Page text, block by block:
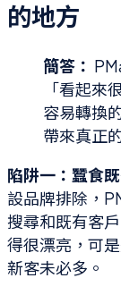
的地方
簡答：
「看起來
容易轉換
帶來真正
陷阱一：蠶食
設品牌排除，
搜尋和既有客
得很漂亮，可
新客未必多。